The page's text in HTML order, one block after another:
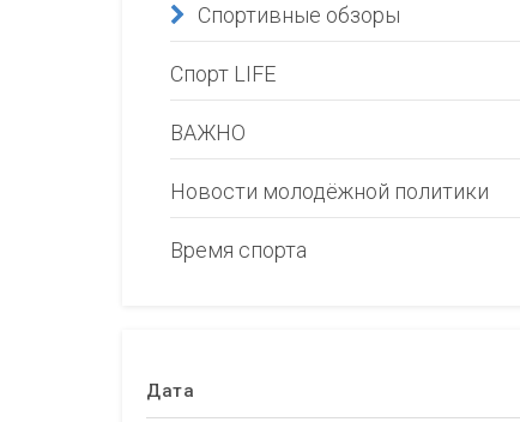
Спортивные обзоры
Спорт LIFE
ВАЖНО
Новости молодёжной политики
Время спорта
Дата